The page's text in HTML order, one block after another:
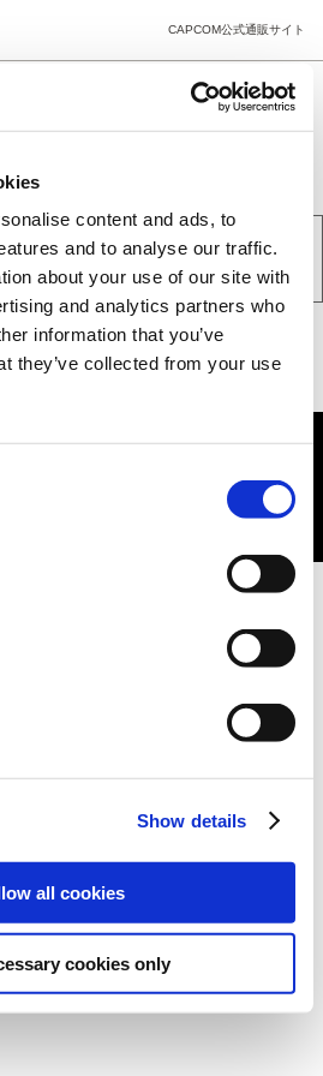
content and ads, to
and to analyse our traffic.
about your use of our site with
and analytics partners who
information that you’ve
they’ve collected from your use
Show details
all cookies
cookies only
CAPCOM公式通販サイト
おりません。
お買い物を続ける」 をクリックしてく